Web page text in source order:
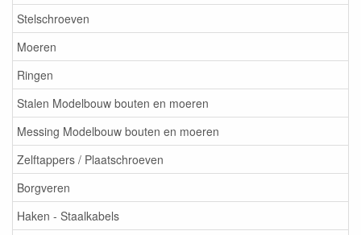
Stelschroeven
Moeren
Ringen
Stalen Modelbouw bouten en moeren
Messing Modelbouw bouten en moeren
Zelftappers / Plaatschroeven
Borgveren
Haken - Staalkabels